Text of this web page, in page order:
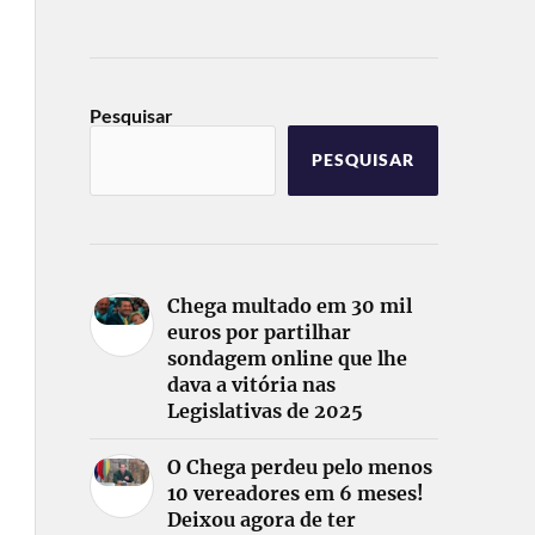
Pesquisar
PESQUISAR
Chega multado em 30 mil
euros por partilhar
sondagem online que lhe
dava a vitória nas
Legislativas de 2025
O Chega perdeu pelo menos
10 vereadores em 6 meses!
Deixou agora de ter